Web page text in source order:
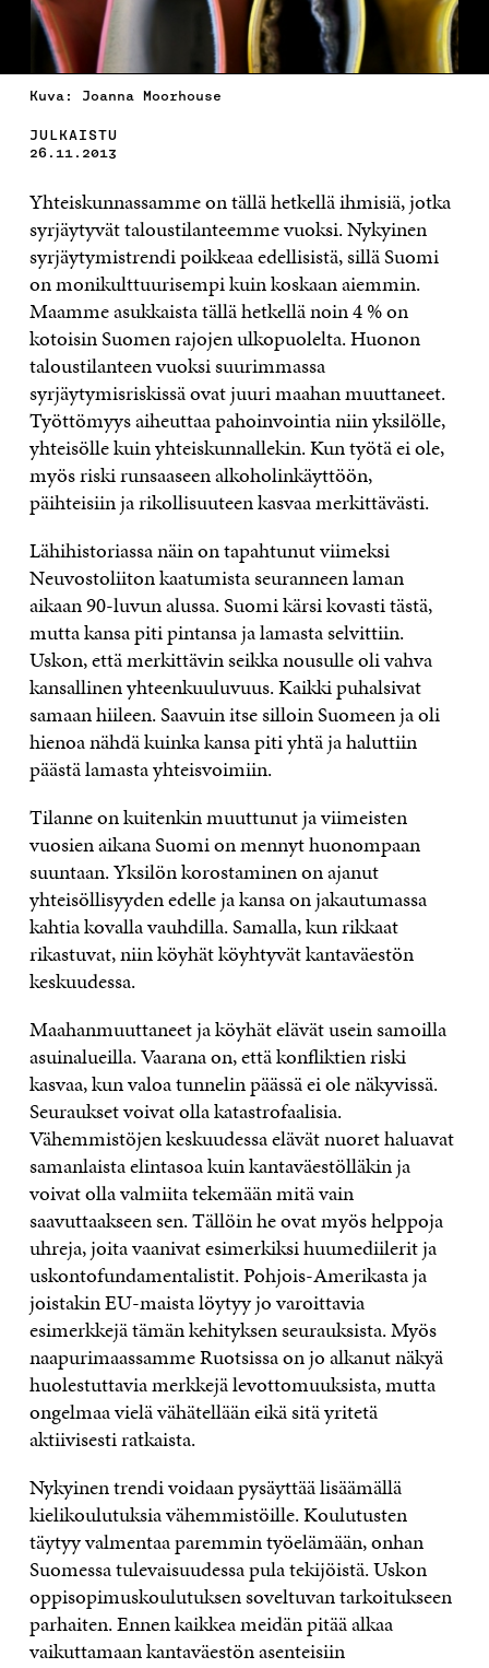
Kuva: Joanna Moorhouse
JULKAISTU
26.11.2013
Yhteiskunnassamme on tällä hetkellä ihmisiä, jotka
syrjäytyvät taloustilanteemme vuoksi. Nykyinen
syrjäytymistrendi poikkeaa edellisistä, sillä Suomi
on monikulttuurisempi kuin koskaan aiemmin.
Maamme asukkaista tällä hetkellä noin 4 % on
kotoisin Suomen rajojen ulkopuolelta. Huonon
taloustilanteen vuoksi suurimmassa
syrjäytymisriskissä ovat juuri maahan muuttaneet.
Työttömyys aiheuttaa pahoinvointia niin yksilölle,
yhteisölle kuin yhteiskunnallekin. Kun työtä ei ole,
myös riski runsaaseen alkoholinkäyttöön,
päihteisiin ja rikollisuuteen kasvaa merkittävästi.
Lähihistoriassa näin on tapahtunut viimeksi
Neuvostoliiton kaatumista seuranneen laman
aikaan 90-luvun alussa. Suomi kärsi kovasti tästä,
mutta kansa piti pintansa ja lamasta selvittiin.
Uskon, että merkittävin seikka nousulle oli vahva
kansallinen yhteenkuuluvuus. Kaikki puhalsivat
samaan hiileen. Saavuin itse silloin Suomeen ja oli
hienoa nähdä kuinka kansa piti yhtä ja haluttiin
päästä lamasta yhteisvoimiin.
Tilanne on kuitenkin muuttunut ja viimeisten
vuosien aikana Suomi on mennyt huonompaan
suuntaan. Yksilön korostaminen on ajanut
yhteisöllisyyden edelle ja kansa on jakautumassa
kahtia kovalla vauhdilla. Samalla, kun rikkaat
rikastuvat, niin köyhät köyhtyvät kantaväestön
keskuudessa.
Maahanmuuttaneet ja köyhät elävät usein samoilla
asuinalueilla. Vaarana on, että konfliktien riski
kasvaa, kun valoa tunnelin päässä ei ole näkyvissä.
Seuraukset voivat olla katastrofaalisia.
Vähemmistöjen keskuudessa elävät nuoret haluavat
samanlaista elintasoa kuin kantaväestölläkin ja
voivat olla valmiita tekemään mitä vain
saavuttaakseen sen. Tällöin he ovat myös helppoja
uhreja, joita vaanivat esimerkiksi huumediilerit ja
uskontofundamentalistit. Pohjois-Amerikasta ja
joistakin EU-maista löytyy jo varoittavia
esimerkkejä tämän kehityksen seurauksista. Myös
naapurimaassamme Ruotsissa on jo alkanut näkyä
huolestuttavia merkkejä levottomuuksista, mutta
ongelmaa vielä vähätellään eikä sitä yritetä
aktiivisesti ratkaista.
Nykyinen trendi voidaan pysäyttää lisäämällä
kielikoulutuksia vähemmistöille. Koulutusten
täytyy valmentaa paremmin työelämään, onhan
Suomessa tulevaisuudessa pula tekijöistä. Uskon
oppisopimuskoulutuksen soveltuvan tarkoitukseen
parhaiten. Ennen kaikkea meidän pitää alkaa
vaikuttamaan kantaväestön asenteisiin